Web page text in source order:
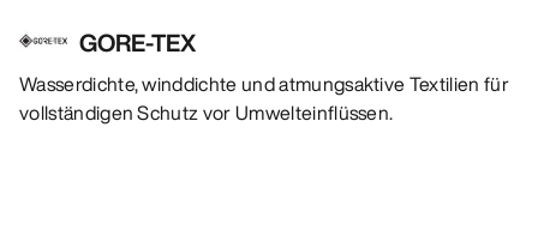
GORE-TEX
Wasserdichte, winddichte und atmungsaktive Textilien für
vollständigen Schutz vor Umwelteinflüssen.